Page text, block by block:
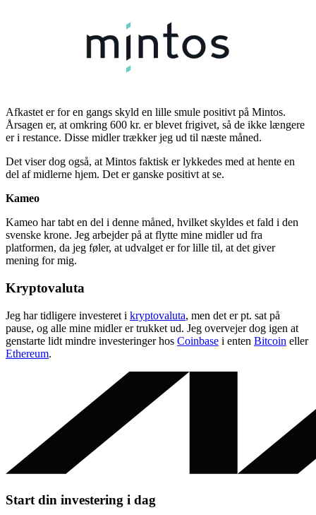
Afkastet er for en gangs skyld en lille smule positivt på Mintos.
Årsagen er, at omkring 600 kr. er blevet frigivet, så de ikke længere
er i restance. Disse midler trækker jeg ud til næste måned.
Det viser dog også, at Mintos faktisk er lykkedes med at hente en
del af midlerne hjem. Det er ganske positivt at se.
Kameo
Kameo har tabt en del i denne måned, hvilket skyldes et fald i den
svenske krone. Jeg arbejder på at flytte mine midler ud fra
platformen, da jeg føler, at udvalget er for lille til, at det giver
mening for mig.
Kryptovaluta
Jeg har tidligere investeret i kryptovaluta, men det er pt. sat på
pause, og alle mine midler er trukket ud. Jeg overvejer dog igen at
genstarte lidt mindre investeringer hos Coinbase i enten Bitcoin eller
Ethereum.
Start din investering i dag